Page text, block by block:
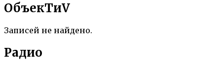
ОбъекTиV
Записей не найдено.
Радио